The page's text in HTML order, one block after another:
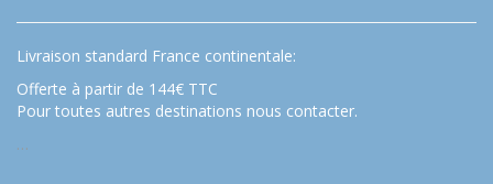
Livraison standard France continentale:
Offerte à partir de 144€ TTC
Pour toutes autres destinations nous contacter.
…